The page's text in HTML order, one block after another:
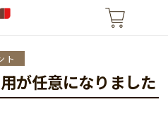
ト
が任意になりました